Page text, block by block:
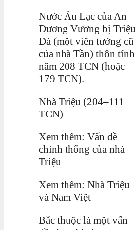
Nước Âu Lạc của An
Dương Vương bị Triệu
Đà (một viên tướng cũ
của nhà Tần) thôn tính
năm 208 TCN (hoặc
179 TCN).
Nhà Triệu (204–111
TCN)
Xem thêm: Vấn đề
chính thống của nhà
Triệu
Xem thêm: Nhà Triệu
và Nam Việt
Bắc thuộc là một vấn